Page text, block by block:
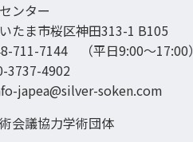
ンター
たま市桜区神田313-1 B105
711-7144 （平日9:00〜17:00）
3737-4902
japea@silver-soken.com
会議協力学術団体